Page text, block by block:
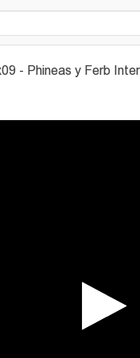
- Phineas y Ferb